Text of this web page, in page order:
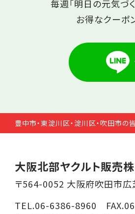
毎週「明日の元気づ
お得なクーポ
豊中市・東淀川区・淀川区・吹田市の
大阪北部ヤクルト販売
〒564-0052 大阪府吹田市
TEL.06-6386-8960